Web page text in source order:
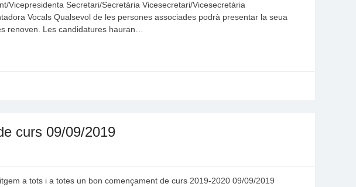
Vicepresidenta Secretari/Secretària Vicesecretari/Vicesecretària
Vocals Qualsevol de les persones associades podrà presentar la seua
renoven. Les candidatures hauran…
curs 09/09/2019
a tots i a totes un bon començament de curs 2019-2020 09/09/2019